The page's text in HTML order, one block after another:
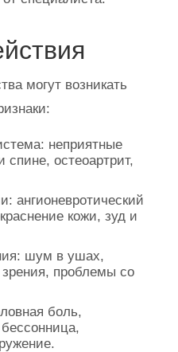
могут возникать
неприятные
остеоартрит,
ангионевротический
кожи, зуд и
шум в ушах,
проблемы со
боль,